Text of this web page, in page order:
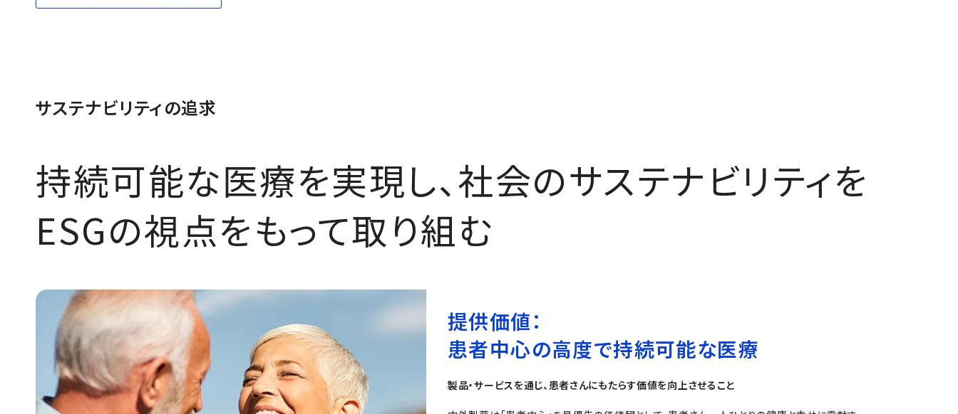
サステナビリティの追求
持続可能な医療を実現し、社会のサステナビリティを
ESGの視点をもって取り組む
提供価値：
患者中心の高度で持続可能な医療
製品・サービスを通じ、患者さんにもたらす価値を向上させること